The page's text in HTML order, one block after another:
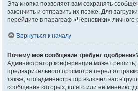
Эта кнопка позволяет вам сохранять
закончить и отправить их позже. Для
перейдите в параграф «Черновики» личного
Вернуться к началу
Почему моё сообщение требует
Администратор конференции может решить,
предварительного просмотра перед
также, что администратор включил вас в
сообщения которых, по его или её мнению,